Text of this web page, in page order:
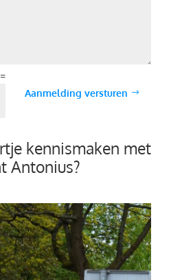
=
Aanmelding versturen
kennismaken met
Antonius?